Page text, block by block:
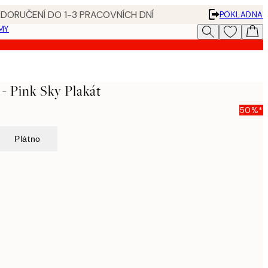
DO 1-3 PRACOVNÍCH DNÍ
POKLADNA
Pink Sky Plakát
50%*
Plátno